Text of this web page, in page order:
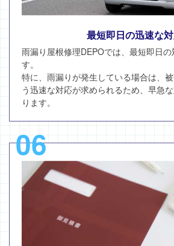
最短即日の迅速な
雨漏り屋根修理DEPOでは、最短即日の
す。
特に、雨漏りが発生している場合は、
う迅速な対応が求められるため、早急
ります。
06